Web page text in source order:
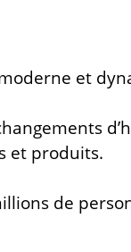
et
et produits.
de